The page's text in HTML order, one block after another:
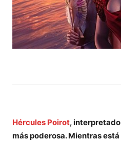
Hércules Poirot,
más poderosa. Mientras